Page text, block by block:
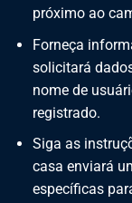
próximo ao
Forneça
solicitará
nome de
registrado.
Siga as
casa enviará
específicas